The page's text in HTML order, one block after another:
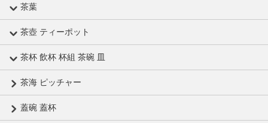
茶葉
茶壺 ティーポット
茶杯 飲杯 杯組 茶碗 皿
茶海 ピッチャー
蓋碗 蓋杯